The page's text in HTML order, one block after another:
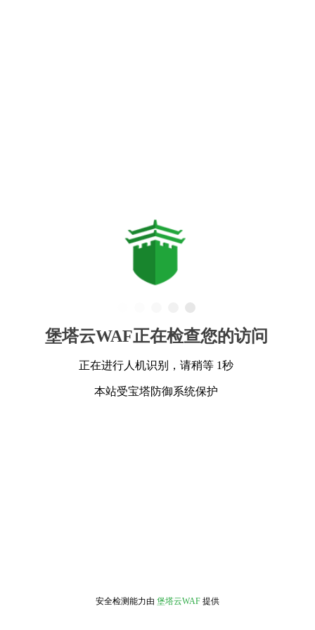
堡塔云WAF正在检查您的访问
正在进行人机识别，请稍等 1秒
本站受宝塔防御系统保护
安全检测能力由 堡塔云WAF 提供